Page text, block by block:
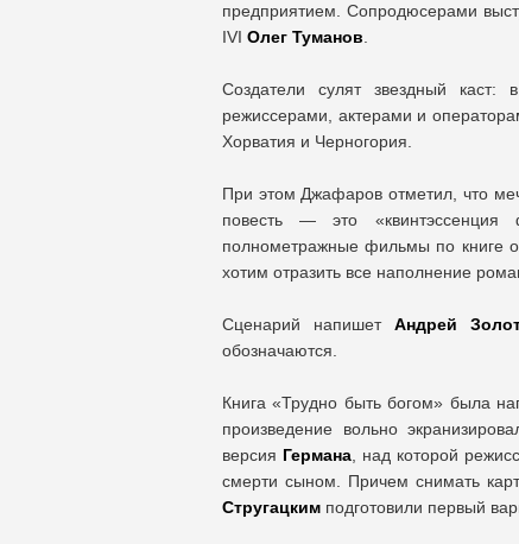
предприятием. Сопродюсерами
IVI Олег Туманов
Создатели сулят звездный
режиссерами, актерами и
Хорватия и Черногория.
При этом Джафаров отметил, что
повесть — это
полнометражные фильмы по книге
хотим отразить все наполнение
Сценарий напишет Андрей
обозначаются.
Книга «Трудно быть богом» была
произведение вольно
версия Германа , над которой
смерти сыном. Причем снимать
Стругацким подготовили первый